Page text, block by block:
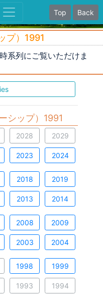
Top Back
プ）1991
系列にご覧いただけま
シップ）1991
2028 2029
2023 2024
2018 2019
2013 2014
2008 2009
2003 2004
1998 1999
1993 1994